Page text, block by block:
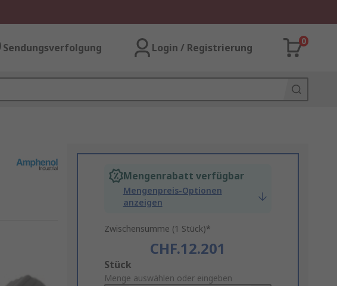
Sendungsverfolgung Login / Registrierung
0
Mengenrabatt verfügbar
Mengenpreis-Optionen
anzeigen
Zwischensumme (1 Stück)*
CHF.12.201
Add
to
Stück
Menge auswählen oder eingeben